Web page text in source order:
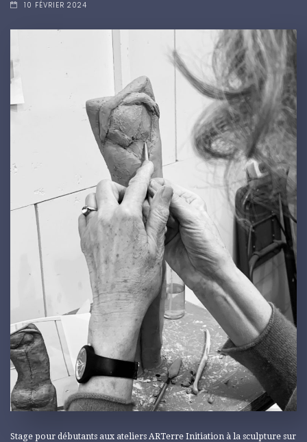
10 FÉVRIER 2024
Stage pour débutants aux ateliers ARTerre Initiation à la sculpture sur